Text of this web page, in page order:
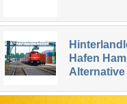
Hafen